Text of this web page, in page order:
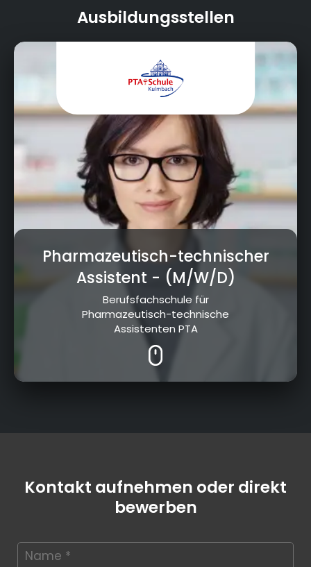
Ausbildungsstellen
Rentamtsgässchen 2, 95326 Kulmbach
Pharmazeutisch-technischer
Assistent - (M/W/D)
Berufsfachschule für
Pharmazeutisch-technische
Assistenten PTA
Kontakt aufnehmen oder direkt
bewerben